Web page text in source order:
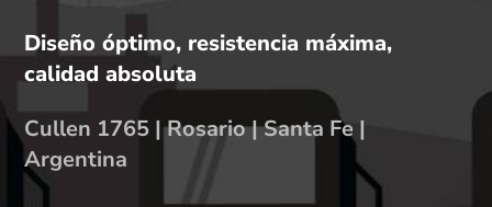
Diseño óptimo, resistencia máxima,
calidad absoluta
Cullen 1765 | Rosario | Santa Fe |
Argentina